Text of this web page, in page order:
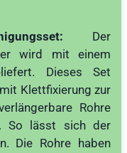
Der
wird mit einem
Dieses Set
Klettfixierung zur
Rohre
So lässt sich der
Die Rohre haben